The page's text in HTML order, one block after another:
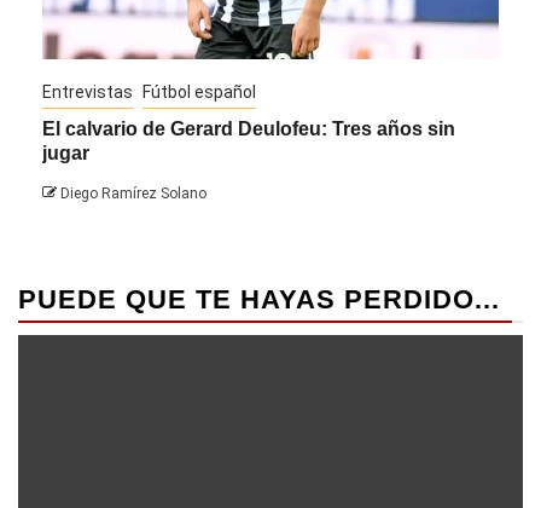
Entrevistas Fútbol español
El calvario de Gerard Deulofeu: Tres años sin
jugar
Diego Ramírez Solano
PUEDE QUE TE HAYAS PERDIDO...